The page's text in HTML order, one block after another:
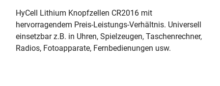
HyCell Lithium Knopfzellen CR2016 mit
hervorragendem Preis-Leistungs-Verhältnis. Universell
einsetzbar z.B. in Uhren, Spielzeugen, Taschenrechner,
Radios, Fotoapparate, Fernbedienungen usw.